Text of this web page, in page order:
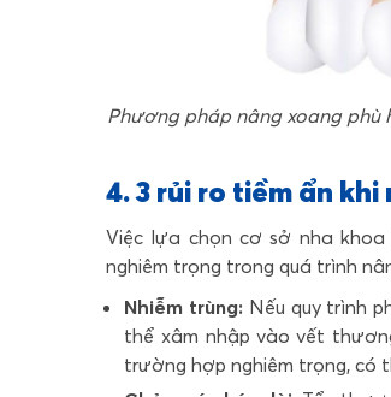
Phương pháp nâng xoang
4. 3 rủi ro tiềm ẩn
Việc lựa chọn cơ sở nha
nghiêm trọng trong quá trình
Nhiễm trùng: Nếu quy trình
thể xâm nhập vào vết
trường hợp nghiêm trọng, có